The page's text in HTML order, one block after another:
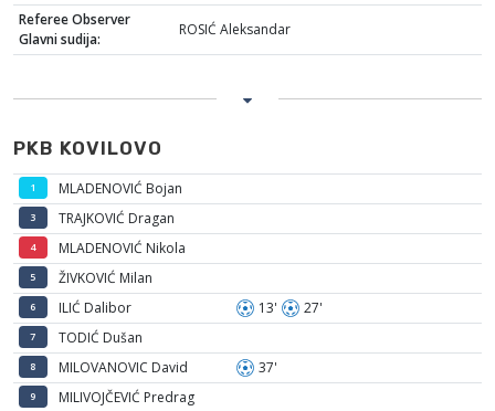
Referee Observer
Glavni sudija:
ROSIĆ Aleksandar
PKB KOVILOVO
1 MLADENOVIĆ Bojan
3 TRAJKOVIĆ Dragan
4 MLADENOVIĆ Nikola
5 ŽIVKOVIĆ Milan
6 ILIĆ Dalibor 13' 27'
7 TODIĆ Dušan
8 MILOVANOVIC David 37'
9 MILIVOJČEVIĆ Predrag